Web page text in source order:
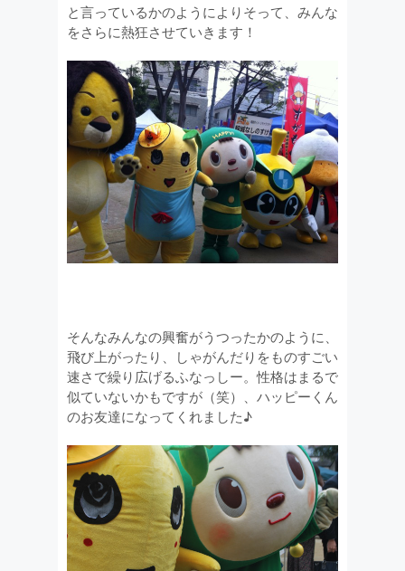
と言っているかのようによりそって、みんな
をさらに熱狂させていきます！
そんなみんなの興奮がうつったかのように、
飛び上がったり、しゃがんだりをものすごい
速さで繰り広げるふなっしー。性格はまるで
似ていないかもですが（笑）、ハッピーくん
のお友達になってくれました♪